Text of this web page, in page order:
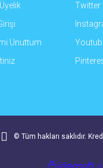
Unuttum
Twitter
© Tüm hakları saklıdır.